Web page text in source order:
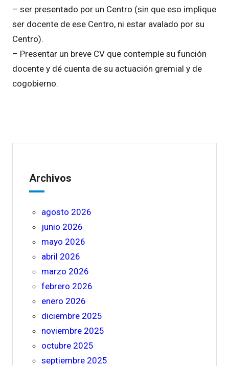
– ser presentado por un Centro (sin que eso implique
ser docente de ese Centro, ni estar avalado por su
Centro).
– Presentar un breve CV que contemple su función
docente y dé cuenta de su actuación gremial y de
cogobierno.
Archivos
agosto 2026
junio 2026
mayo 2026
abril 2026
marzo 2026
febrero 2026
enero 2026
diciembre 2025
noviembre 2025
octubre 2025
septiembre 2025